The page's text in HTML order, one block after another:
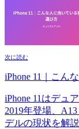
次に読む
iPhone 11｜こん
iPhone 11はデュ
2019年登場、
デルの現状を解説